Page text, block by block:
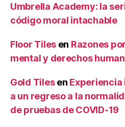
Umbrella Academy: la
código moral intachable
Floor Tiles en Razones
mental y derechos
Gold Tilesen
a un regreso a la
de pruebas de COVID-19